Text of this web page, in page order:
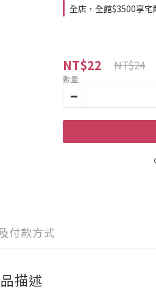
全店，全館$3500享
NT$22 NT$24
數量
付款方式
描述